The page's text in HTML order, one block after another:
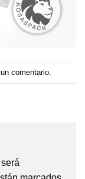
comentario